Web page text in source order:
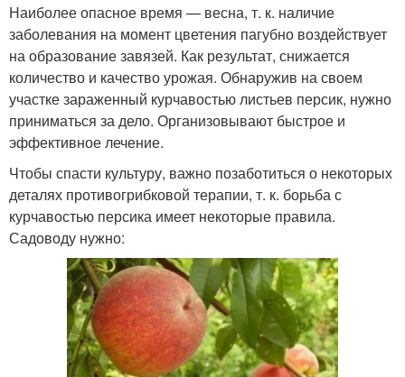
Наиболее опасное время — весна, т. к. наличие
заболевания на момент цветения пагубно воздействует
на образование завязей. Как результат, снижается
количество и качество урожая. Обнаружив на своем
участке зараженный курчавостью листьев персик, нужно
приниматься за дело. Организовывают быстрое и
эффективное лечение.
Чтобы спасти культуру, важно позаботиться о некоторых
деталях противогрибковой терапии, т. к. борьба с
курчавостью персика имеет некоторые правила.
Садоводу нужно: